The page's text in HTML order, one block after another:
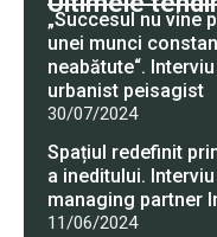
„Succesul nu vine
unei munci
neabătute“.
urbanist peisagist
30/07/2024
Spațiul redefinit
a ineditului.
managing partner
11/06/2024